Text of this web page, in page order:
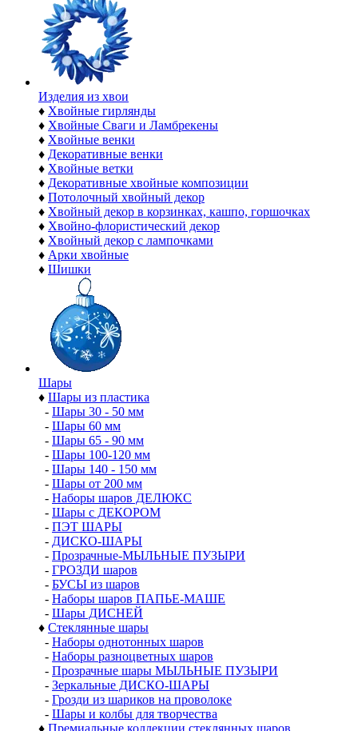
Изделия из хвои
♦ Хвойные гирлянды
♦ Хвойные Сваги и Ламбрекены
♦ Хвойные венки
♦ Декоративные венки
♦ Хвойные ветки
♦ Декоративные хвойные композиции
♦ Потолочный хвойный декор
♦ Хвойный декор в корзинках, кашпо, горшочках
♦ Хвойно-флористический декор
♦ Хвойный декор с лампочками
♦ Арки хвойные
♦ Шишки
Шары
♦ Шары из пластика
- Шары 30 - 50 мм
- Шары 60 мм
- Шары 65 - 90 мм
- Шары 100-120 мм
- Шары 140 - 150 мм
- Шары от 200 мм
- Наборы шаров ДЕЛЮКС
- Шары с ДЕКОРОМ
- ПЭТ ШАРЫ
- ДИСКО-ШАРЫ
- Прозрачные-МЫЛЬНЫЕ ПУЗЫРИ
- ГРОЗДИ шаров
- БУСЫ из шаров
- Наборы шаров ПАПЬЕ-МАШЕ
- Шары ДИСНЕЙ
♦ Стеклянные шары
- Наборы однотонных шаров
- Наборы разноцветных шаров
- Прозрачные шары МЫЛЬНЫЕ ПУЗЫРИ
- Зеркальные ДИСКО-ШАРЫ
- Грозди из шариков на проволоке
- Шары и колбы для творчества
♦ Премиальные коллекции стеклянных шаров